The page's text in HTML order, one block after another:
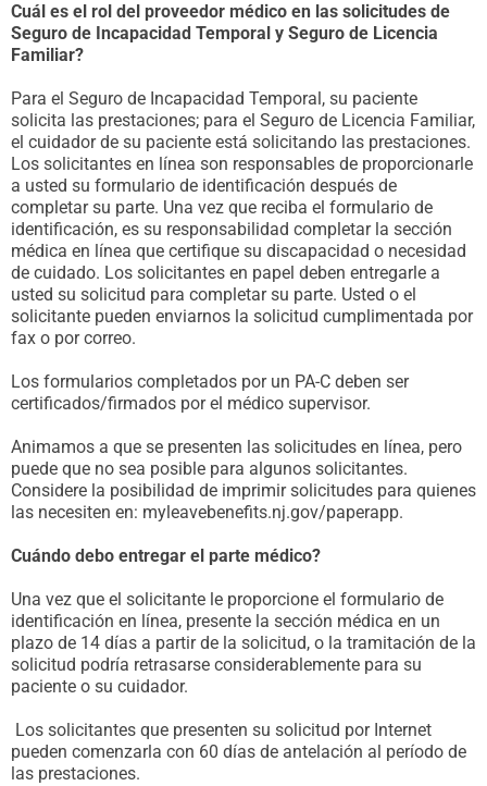
Cuál es el rol del proveedor médico en las solicitudes de
Seguro de Incapacidad Temporal y Seguro de Licencia
Familiar?
Para el Seguro de Incapacidad Temporal, su paciente
solicita las prestaciones; para el Seguro de Licencia Familiar,
el cuidador de su paciente está solicitando las prestaciones.
Los solicitantes en línea son responsables de proporcionarle
a usted su formulario de identificación después de
completar su parte. Una vez que reciba el formulario de
identificación, es su responsabilidad completar la sección
médica en línea que certifique su discapacidad o necesidad
de cuidado. Los solicitantes en papel deben entregarle a
usted su solicitud para completar su parte. Usted o el
solicitante pueden enviarnos la solicitud cumplimentada por
fax o por correo.
Los formularios completados por un PA-C deben ser
certificados/firmados por el médico supervisor.
Animamos a que se presenten las solicitudes en línea, pero
puede que no sea posible para algunos solicitantes.
Considere la posibilidad de imprimir solicitudes para quienes
las necesiten en: myleavebenefits.nj.gov/paperapp.
Cuándo debo entregar el parte médico?
Una vez que el solicitante le proporcione el formulario de
identificación en línea, presente la sección médica en un
plazo de 14 días a partir de la solicitud, o la tramitación de la
solicitud podría retrasarse considerablemente para su
paciente o su cuidador.
Los solicitantes que presenten su solicitud por Internet
pueden comenzarla con 60 días de antelación al período de
las prestaciones.